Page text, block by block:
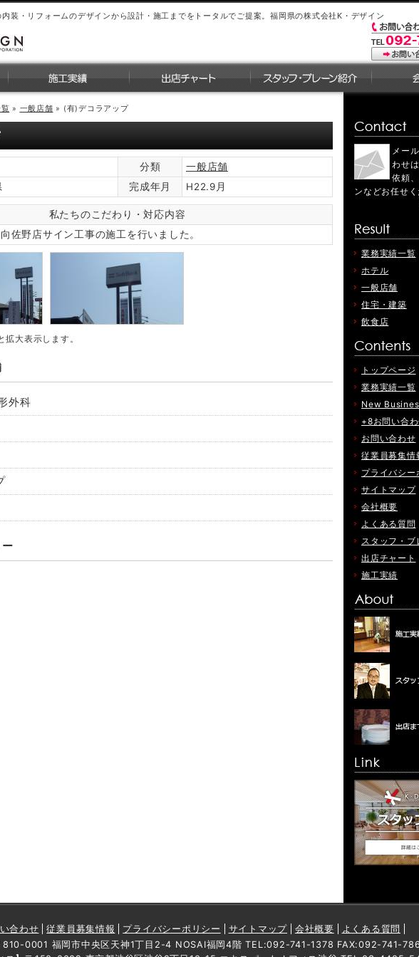
装・リフォームのデザインから設計・施工までをトータルでご提案。福岡県の株式会社K・デザイン
» 一般店舗 » (有)デコラアップ
分類
一般店舗
完成年月 H22.9月
私たちのこだわり・対応内容
佐野店サイン工事の施工を行いました。
大表示します。
外科
メー
わせ
依頼
ンなどお任せく
業務実績一覧
ホテル
一般店舗
住宅・建築
飲食店
トップページ
業務実績一覧
New
+8お問い合
お問い合わせ
従業員募集情
プライバシー
サイトマップ
会社概要
よくある質問
スタッフ・ブ
出店チャート
施工実績
合わせ 従業員募集情報 プライバシーポリシー サイトマップ 会社概要
よくある質問
810-0001 福岡市中央区天神1丁目2-4 NOSAI福岡4階 TEL:092-741-1378 FAX:092-741-